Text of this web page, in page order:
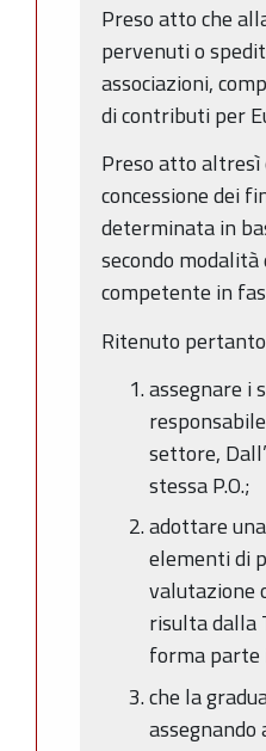
Preso atto che
pervenuti o
associazioni,
di contributi per
Preso atto altresì
concessione dei
determinata in
secondo
competente in
Ritenuto
assegnare i
settore,
stessa P.O.;
adottare
elementi di
valutazione
risulta dalla
forma
che la